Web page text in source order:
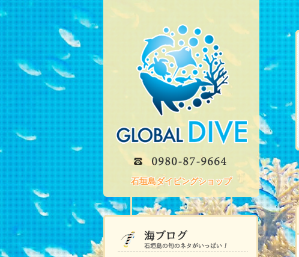
石垣島ダイビングショップ